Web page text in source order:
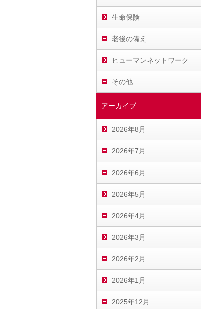
生命保険
老後の備え
ヒューマンネットワーク
その他
アーカイブ
2026年8月
2026年7月
2026年6月
2026年5月
2026年4月
2026年3月
2026年2月
2026年1月
2025年12月